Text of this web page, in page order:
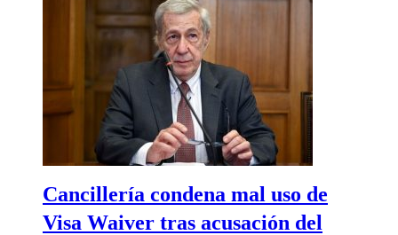
Cancillería condena mal uso de
Visa Waiver tras acusación del